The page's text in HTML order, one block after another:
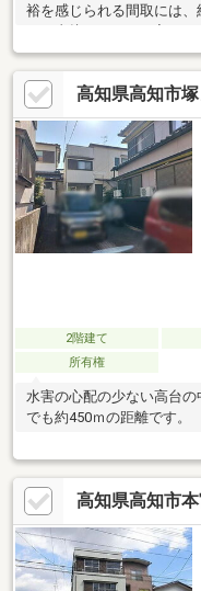
裕を感じられる間取には、
から直接キッチンへ入れ
高知県高知市
2階建て
所有権
水害の心配の少ない高台
でも約450ｍの距離です。
高知県高知市